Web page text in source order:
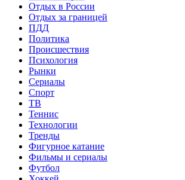
Отдых в России
Отдых за границей
ПДД
Политика
Происшествия
Психология
Рынки
Сериалы
Спорт
ТВ
Теннис
Технологии
Тренды
Фигурное катание
Фильмы и сериалы
Футбол